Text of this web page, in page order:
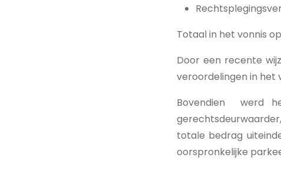
Totaal in
Door een recente
veroordelingen in het
Bovendien werd
totale bedrag
oorspronkelijke